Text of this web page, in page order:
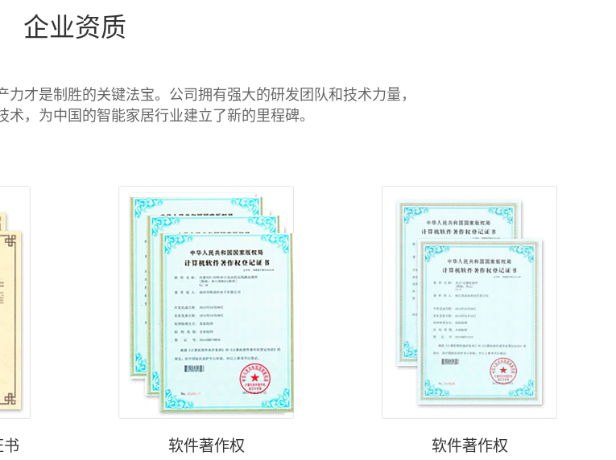
企业资质
才是制胜的关键法宝。公司拥有强大的研发团队和技术力量，
，为中国的智能家居行业建立了新的里程碑。
软件著作权 软件著作权